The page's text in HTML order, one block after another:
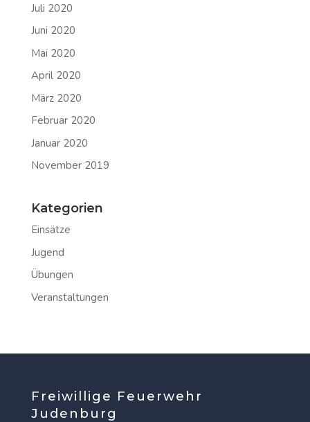
Juli 2020
Juni 2020
Mai 2020
April 2020
März 2020
Februar 2020
Januar 2020
November 2019
Kategorien
Einsätze
Jugend
Übungen
Veranstaltungen
Freiwillige Feuerwehr
Judenburg